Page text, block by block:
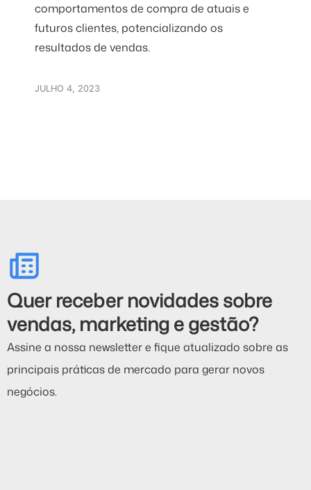
comportamentos de compra de atuais e
futuros clientes, potencializando os
resultados de vendas.
JULHO 4, 2023
Quer receber novidades sobre
vendas, marketing e gestão?
Assine a nossa newsletter e fique atualizado sobre as
principais práticas de mercado para gerar novos
negócios.